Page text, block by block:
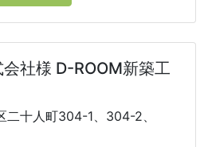
社様 D-ROOM新築工
二十人町304-1、304-2、